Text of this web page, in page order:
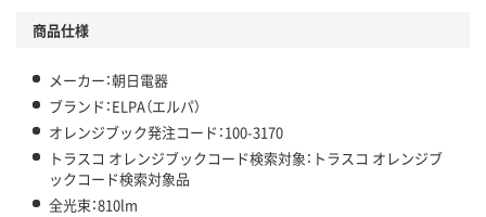
商品仕様
メーカー：朝日電器
ブランド：ELPA（エルパ）
オレンジブック発注コード：100-3170
トラスコ オレンジブックコード検索対象：トラスコ オレンジブ
ックコード検索対象品
全光束：810lm